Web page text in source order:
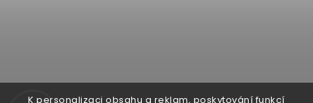
K personalizaci obsahu a reklam, poskytování funkcí